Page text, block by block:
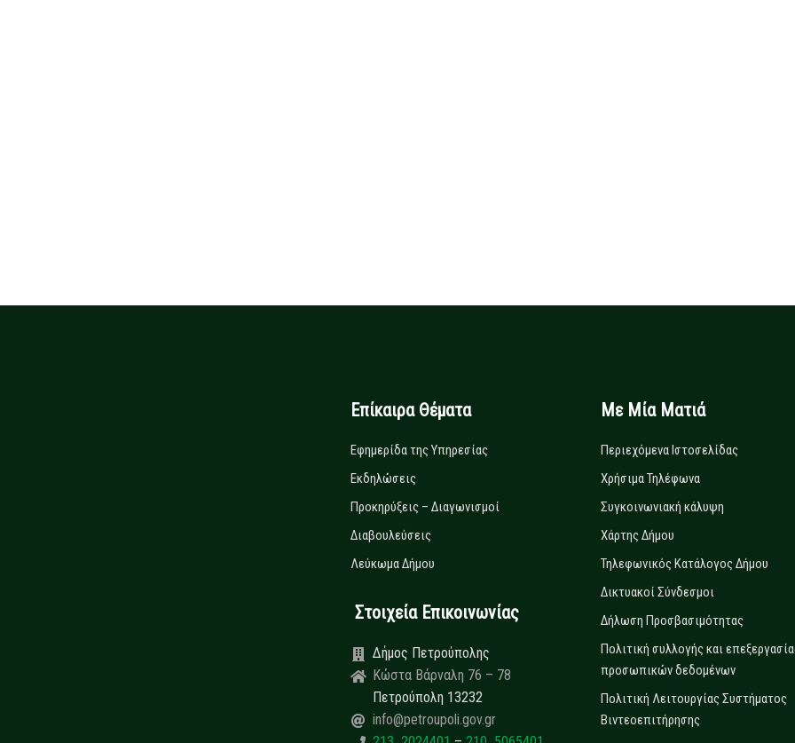
Επίκαιρα Θέματα
Εφημερίδα της Υπηρεσίας
Εκδηλώσεις
Προκηρύξεις – Διαγωνισμοί
Διαβουλεύσεις
Λεύκωμα Δήμου
Στοιχεία Επικοινωνίας
Δήμος Πετρούπολης
Κώστα Βάρναλη 76 – 78
Πετρούπολη 13232
info@petroupoli.gov.gr
Με Μία Ματιά
Περιεχόμενα Ιστοσελίδας
Χρήσιμα Τηλέφωνα
Συγκοινωνιακή κάλυψη
Χάρτης Δήμου
Τηλεφωνικός Κατάλογος Δήμου
Δικτυακοί Σύνδεσμοι
Δήλωση Προσβασιμότητας
Πολιτική συλλογής και
προσωπικών δεδομένων
Πολιτική Λειτουργίας Συστήματος
Βιντεοεπιτήρησης